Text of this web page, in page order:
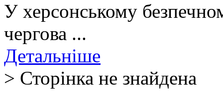
У херсонському
чергова ...
Детальніше
> Сторінка не знайдена